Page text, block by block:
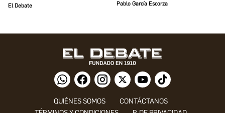
El Debate Pablo García Escorza
QUIÉNES SOMOS
CONTÁCTANOS